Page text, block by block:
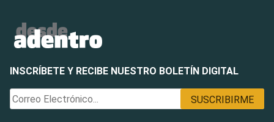
INSCRÍBETE Y RECIBE NUESTRO BOLETÍN DIGITAL